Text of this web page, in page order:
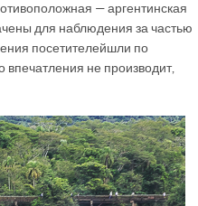
— аргентинская
для наблюдения за частью
посетителей шли по
не производит,